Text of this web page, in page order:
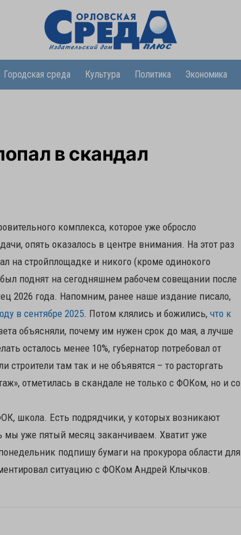
Городская среда Культура Политика Экономика
в скандал
комплекса, которое уже обросло
опять оказалось в центре внимания. На этот раз
на стройплощадке и никого (кроме одинокого
поднят на сегодняшнем рабочем совещании после
2026 года. Напомним, ранее наше издание писало,
в сентябре 2025. Потом клялись и божились, что к
объясняли, почему им нужен срок до мая, а лучше
осталось менее 10%, губернатор потребовал от
там так и не объявятся – то расторгать
отметилась в скандале не только с ФОКом, но и со
школа. Есть подрядчики, у которых возникают
мы уже пятый месяц заканчиваем. Хватит уже
подпишу бумаги на прокурора области для
ситуацию с ФОКом Андрей Клычков.